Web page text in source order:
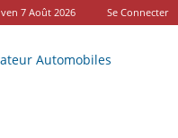
ven 7 Août 2026 Se Connecter
L'Observateur